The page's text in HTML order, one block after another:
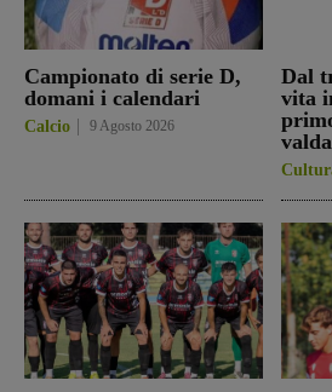
Campionato di serie D,
domani i calendari
Calcio 9 Agosto 2026
Dal
vita